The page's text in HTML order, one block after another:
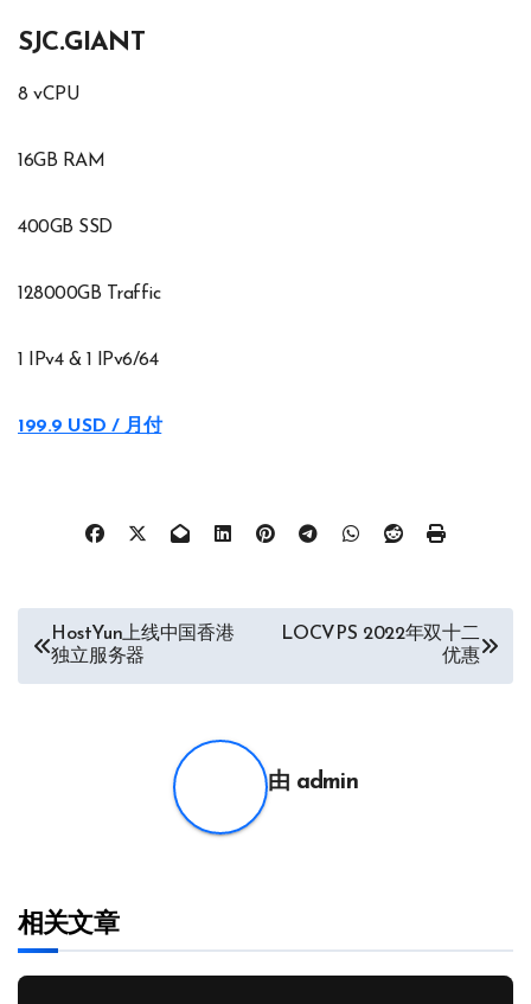
SJC.GIANT
8 vCPU
16GB RAM
400GB SSD
128000GB Traffic
1 IPv4 & 1 IPv6/64
199.9 USD / 月付
HostYun上线中国香港
独立服务器
LOCVPS 2022年双十二
优惠
由 admin
相关文章